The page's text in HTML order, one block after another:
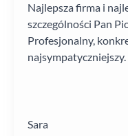
Najlepsza firma i
szczególności Pan
Profesjonalny,
Sara